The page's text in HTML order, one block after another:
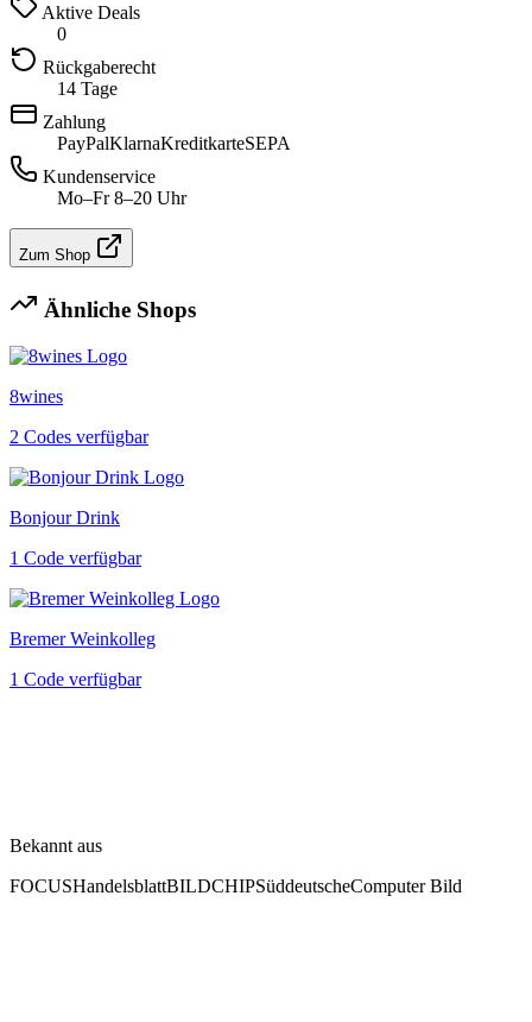
Aktive Deals
0
Rückgaberecht
14 Tage
Zahlung
PayPalKlarnaKreditkarteSEPA
Kundenservice
Mo–Fr 8–20 Uhr
Zum Shop
Ähnliche Shops
8wines
2 Codes verfügbar
Bonjour Drink
1 Code verfügbar
Bremer Weinkolleg
1 Code verfügbar
Bekannt aus
FOCUSHandelsblattBILDCHIPSüddeutscheComputer Bild